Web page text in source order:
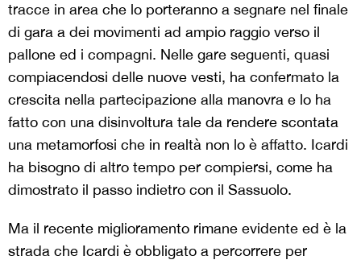
tracce in area che lo porteranno a segnare nel finale
di gara a dei movimenti ad ampio raggio verso il
pallone ed i compagni. Nelle gare seguenti, quasi
compiacendosi delle nuove vesti, ha confermato la
crescita nella partecipazione alla manovra e lo ha
fatto con una disinvoltura tale da rendere scontata
una metamorfosi che in realtà non lo è affatto. Icardi
ha bisogno di altro tempo per compiersi, come ha
dimostrato il passo indietro con il Sassuolo.
Ma il recente miglioramento rimane evidente ed è la
strada che Icardi è obbligato a percorrere per